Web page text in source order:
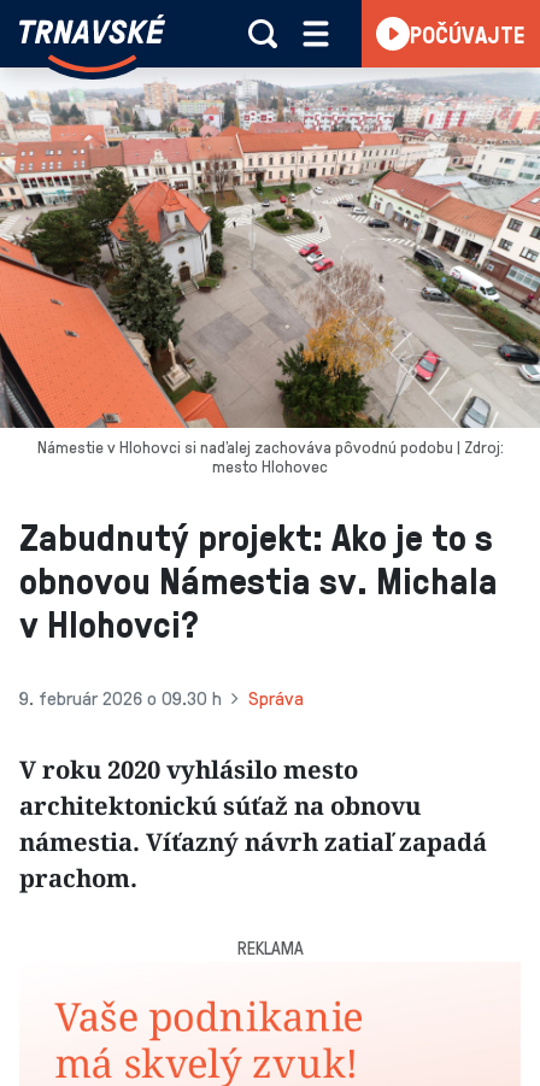
Skočiť na obsah
Trnavské
-
Vieme,
čo
sa
deje
v
kraji
POČÚVAJTE
Zabudnutý projekt: Ako je to s
obnovou Námestia sv. Michala
v Hlohovci?
9. február 2026 o 09.30 h Správa
V roku 2020 vyhlásilo mesto
architektonickú súťaž na obnovu
námestia. Víťazný návrh zatiaľ zapadá
prachom.
Námestie v Hlohovci si naďalej zachováva pôvodnú podobu | Zdroj:
mesto Hlohovec
REKLAMA